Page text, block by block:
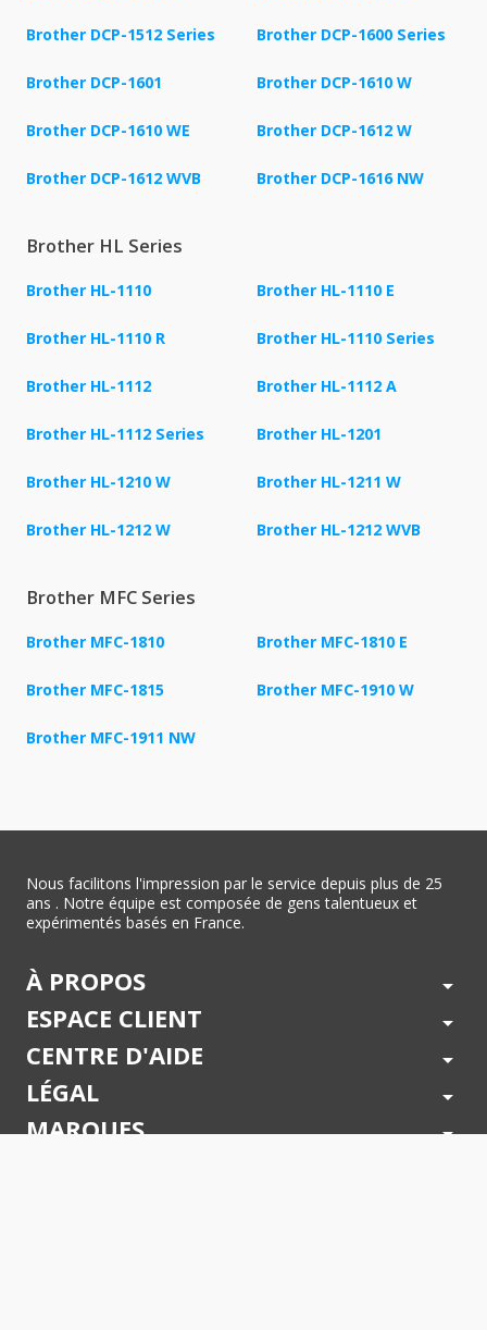
Brother DCP-1512 Series Brother DCP-1600 Series
Brother DCP-1601 Brother DCP-1610 W
Brother DCP-1610 WE Brother DCP-1612 W
Brother DCP-1612 WVB Brother DCP-1616 NW
Brother HL Series
Brother HL-1110 Brother HL-1110 E
Brother HL-1110 R Brother HL-1110 Series
Brother HL-1112 Brother HL-1112 A
Brother HL-1112 Series Brother HL-1201
Brother HL-1210 W Brother HL-1211 W
Brother HL-1212 W Brother HL-1212 WVB
Brother MFC Series
Brother MFC-1810 Brother MFC-1810 E
Brother MFC-1815 Brother MFC-1910 W
Brother MFC-1911 NW
Nous facilitons l'impression par le service depuis plus de 25
ans . Notre équipe est composée de gens talentueux et
expérimentés basés en France.
À PROPOS arrow_drop_down
ESPACE CLIENT arrow_drop_down
CENTRE D'AIDE arrow_drop_down
LÉGAL arrow_drop_down
MARQUES arrow_drop_down